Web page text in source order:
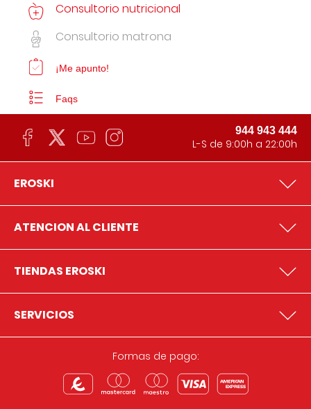
Consultorio nutricional
Consultorio matrona
¡Me apunto!
Faqs
944 943 444
L-S de 9:00h a 22:00h
EROSKI
ATENCION AL CLIENTE
TIENDAS EROSKI
SERVICIOS
Formas de pago: